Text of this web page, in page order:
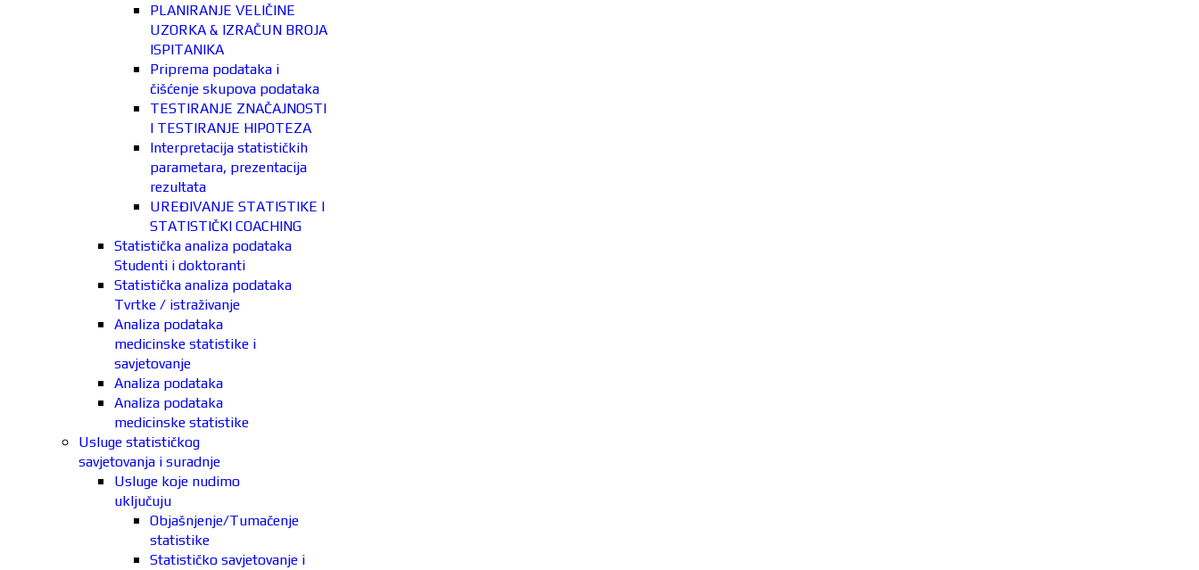
PLANIRANJE VELIČINE
UZORKA & IZRAČUN BROJA
ISPITANIKA
Priprema podataka i
čišćenje skupova podataka
TESTIRANJE ZNAČAJNOSTI
I TESTIRANJE HIPOTEZA
Interpretacija statističkih
parametara, prezentacija
rezultata
UREĐIVANJE STATISTIKE I
STATISTIČKI COACHING
Statistička analiza podataka
Studenti i doktoranti
Statistička analiza podataka
Tvrtke / istraživanje
Analiza podataka
medicinske statistike i
savjetovanje
Analiza podataka
Analiza podataka
medicinske statistike
Usluge statističkog
savjetovanja i suradnje
Usluge koje nudimo
uključuju
Objašnjenje/Tumačenje
statistike
Statističko savjetovanje i